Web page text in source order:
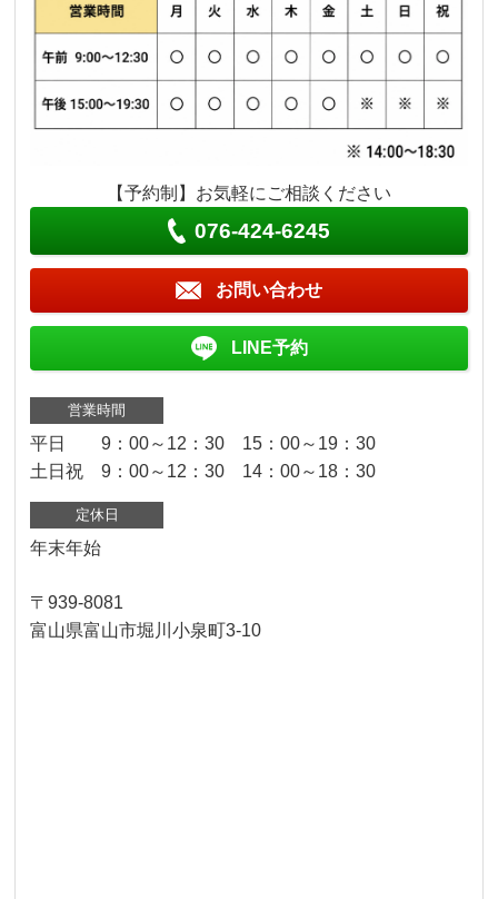
【予約制】お気軽にご相談ください
076-424-6245
お問い合わせ
LINE予約
営業時間
平日 9：00～12：30 15：00～19：30
土日祝 9：00～12：30 14：00～18：30
定休日
年末年始
〒939-8081
富山県富山市堀川小泉町3-10